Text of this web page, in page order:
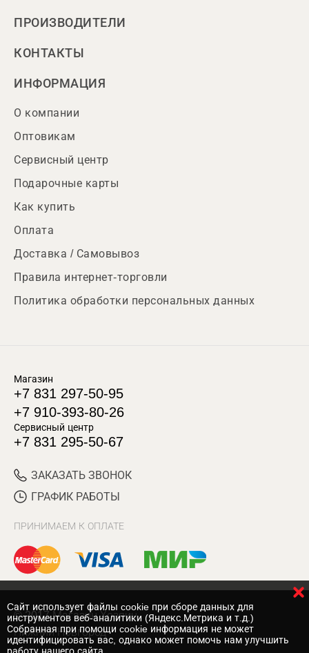
ПРОИЗВОДИТЕЛИ
КОНТАКТЫ
ИНФОРМАЦИЯ
О компании
Оптовикам
Сервисный центр
Подарочные карты
Как купить
Оплата
Доставка / Самовывоз
Правила интернет-торговли
Политика обработки персональных данных
Магазин
+7 831 297-50-95
+7 910-393-80-26
Сервисный центр
+7 831 295-50-67
ЗАКАЗАТЬ ЗВОНОК
ГРАФИК РАБОТЫ
ПРИНИМАЕМ К ОПЛАТЕ
© 2017 Магазин Хозяин
Нижний Новгород
Cайт использует файлы cookie при сборе данных для
инструментов веб-аналитики (Яндекс.Метрика и т.д.)
Собранная при помощи cookie информация не может
идентифицировать вас, однако может помочь нам улучшить